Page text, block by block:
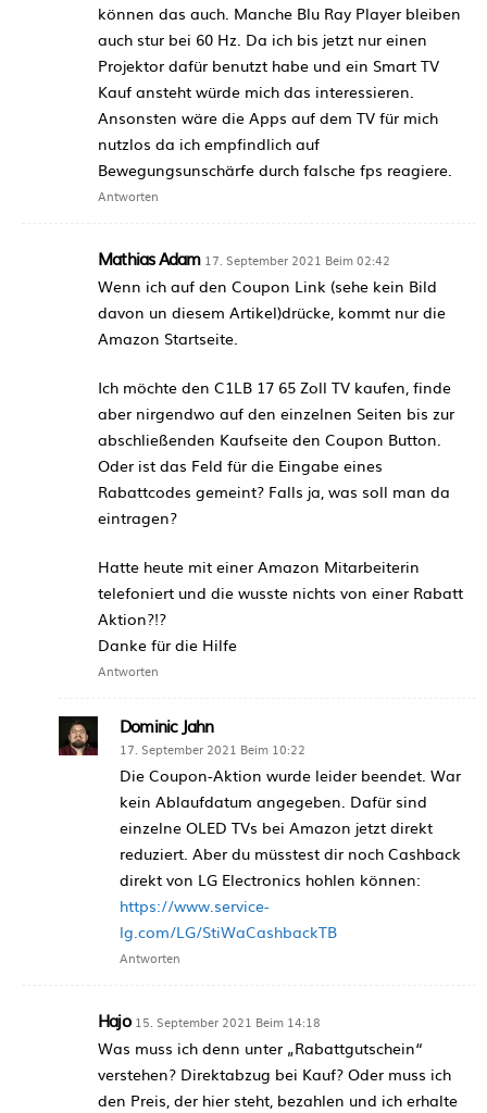
können das auch. Manche Blu Ray Player bleiben
auch stur bei 60 Hz. Da ich bis jetzt nur einen
Projektor dafür benutzt habe und ein Smart TV
Kauf ansteht würde mich das interessieren.
Ansonsten wäre die Apps auf dem TV für mich
nutzlos da ich empfindlich auf
Bewegungsunschärfe durch falsche fps reagiere.
Antworten
Mathias Adam 17. September 2021 Beim 02:42
Wenn ich auf den Coupon Link (sehe kein Bild
davon un diesem Artikel)drücke, kommt nur die
Amazon Startseite.
Ich möchte den C1LB 17 65 Zoll TV kaufen, finde
aber nirgendwo auf den einzelnen Seiten bis zur
abschließenden Kaufseite den Coupon Button.
Oder ist das Feld für die Eingabe eines
Rabattcodes gemeint? Falls ja, was soll man da
eintragen?
Hatte heute mit einer Amazon Mitarbeiterin
telefoniert und die wusste nichts von einer Rabatt
Aktion?!?
Danke für die Hilfe
Antworten
Dominic Jahn
17. September 2021 Beim 10:22
Die Coupon-Aktion wurde leider beendet. War
kein Ablaufdatum angegeben. Dafür sind
einzelne OLED TVs bei Amazon jetzt direkt
reduziert. Aber du müsstest dir noch Cashback
direkt von LG Electronics hohlen können:
https://www.service-
lg.com/LG/StiWaCashbackTB
Antworten
Hajo 15. September 2021 Beim 14:18
Was muss ich denn unter „Rabattgutschein“
verstehen? Direktabzug bei Kauf? Oder muss ich
den Preis, der hier steht, bezahlen und ich erhalte